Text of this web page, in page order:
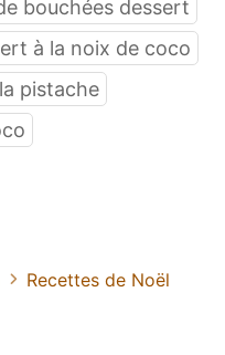
bouchées dessert
à la noix de coco
pistache
Recettes de Noël